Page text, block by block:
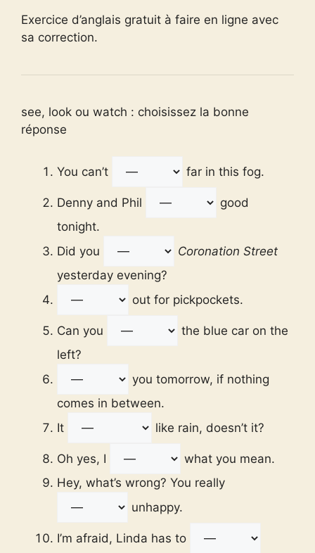
Exercice d’anglais gratuit à faire en ligne avec
sa correction.
see, look ou watch : choisissez la bonne
réponse
You can’t far in this fog.
Denny and Phil
good
tonight.
Did you
Coronation Street
yesterday evening?
out for pickpockets.
Can you
the blue car on the
left?
you tomorrow, if nothing
comes in between.
It
like rain, doesn’t it?
Oh yes, I
what you mean.
Hey, what’s wrong? You really
unhappy.
I’m afraid, Linda has to